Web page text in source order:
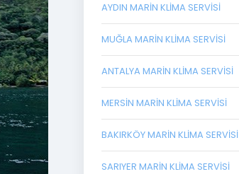
AYDIN MARIN KLIMA SERVISI
MUĞLA MARIN KLIMA SERVISI
ANTALYA MARIN KLIMA SERVISI
MERSIN MARIN KLIMA SERVISI
BAKIRKÖY MARIN KLIMA SERVISI
SARIYER MARIN KLIMA SERVISI